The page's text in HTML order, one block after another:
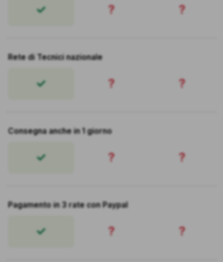
? ?
Rete di Tecnici nazionale
? ?
Consegna anche in 1 giorno
? ?
Pagamento in 3 rate con Paypal
? ?